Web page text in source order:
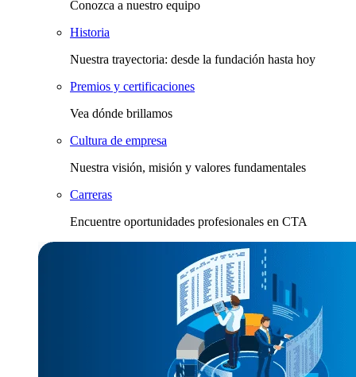
Conozca a nuestro equipo
Historia
Nuestra trayectoria: desde la fundación hasta hoy
Premios y certificaciones
Vea dónde brillamos
Cultura de empresa
Nuestra visión, misión y valores fundamentales
Carreras
Encuentre oportunidades profesionales en CTA